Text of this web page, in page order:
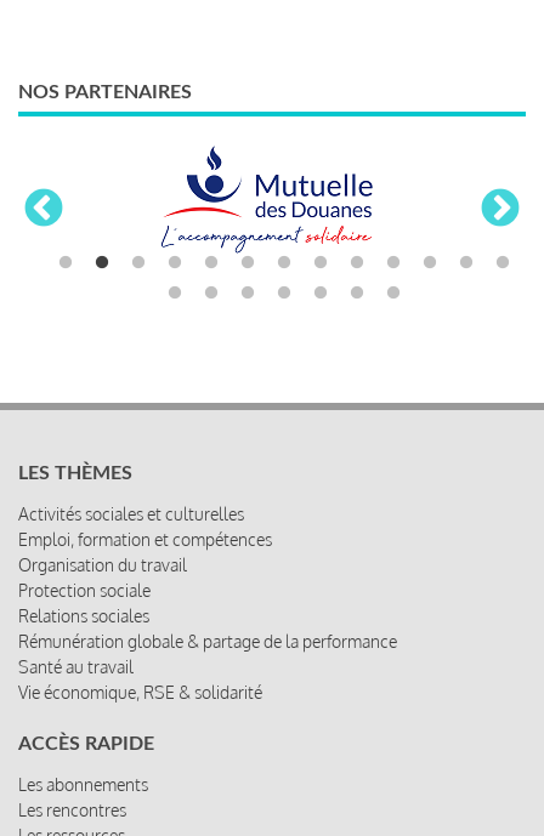
NOS PARTENAIRES
LES THÈMES
Activités sociales et culturelles
Emploi, formation et compétences
Organisation du travail
Protection sociale
Relations sociales
Rémunération globale & partage de la performance
Santé au travail
Vie économique, RSE & solidarité
ACCÈS RAPIDE
Les abonnements
Les rencontres